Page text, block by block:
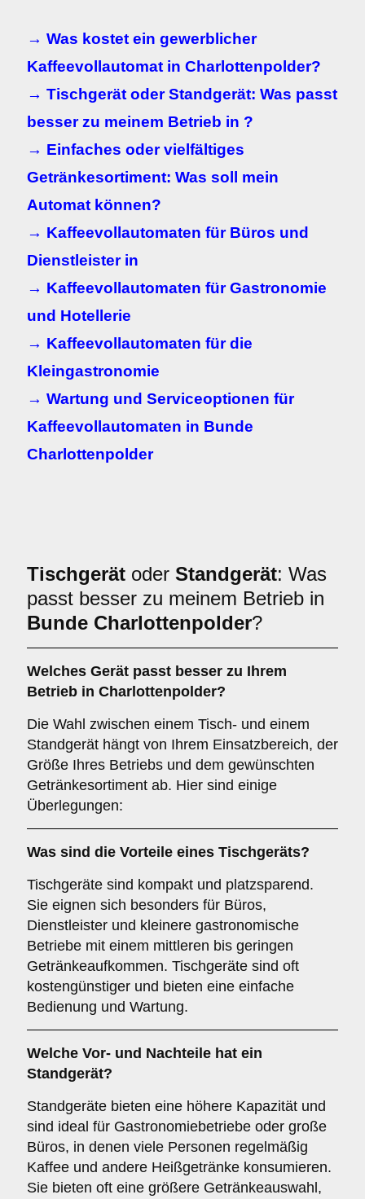
→ Was kostet ein gewerblicher
Kaffeevollautomat in Charlottenpolder?
→ Tischgerät oder Standgerät: Was passt
besser zu meinem Betrieb in ?
→ Einfaches oder vielfältiges
Getränkesortiment: Was soll mein
Automat können?
→ Kaffeevollautomaten für Büros und
Dienstleister in
→ Kaffeevollautomaten für Gastronomie
und Hotellerie
→ Kaffeevollautomaten für die
Kleingastronomie
→ Wartung und Serviceoptionen für
Kaffeevollautomaten in Bunde
Charlottenpolder
Tischgerät oder Standgerät: Was
passt besser zu meinem Betrieb in
Bunde Charlottenpolder?
Welches Gerät passt besser zu Ihrem
Betrieb in Charlottenpolder?
Die Wahl zwischen einem Tisch- und einem
Standgerät hängt von Ihrem Einsatzbereich, der
Größe Ihres Betriebs und dem gewünschten
Getränkesortiment ab. Hier sind einige
Überlegungen:
Was sind die Vorteile eines Tischgeräts?
Tischgeräte sind kompakt und platzsparend.
Sie eignen sich besonders für Büros,
Dienstleister und kleinere gastronomische
Betriebe mit einem mittleren bis geringen
Getränkeaufkommen. Tischgeräte sind oft
kostengünstiger und bieten eine einfache
Bedienung und Wartung.
Welche Vor- und Nachteile hat ein
Standgerät?
Standgeräte bieten eine höhere Kapazität und
sind ideal für Gastronomiebetriebe oder große
Büros, in denen viele Personen regelmäßig
Kaffee und andere Heißgetränke konsumieren.
Sie bieten oft eine größere Getränkeauswahl,